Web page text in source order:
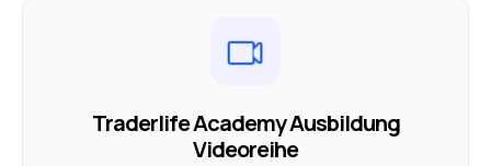
Traderlife Academy Ausbildung
Videoreihe